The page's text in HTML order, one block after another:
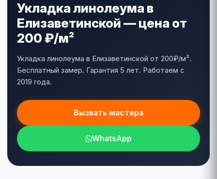
Укладка линолеума в
Елизаветинской — цена от
200 ₽/м²
Укладка линолеума в Елизаветинской от 200₽/м².
Бесплатный замер. Гарантия 5 лет. Работаем с
2019 года.
Вызвать мастера
WhatsApp